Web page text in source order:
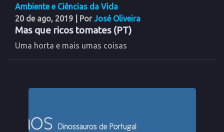
Ambiente e Ciências da Vida
20 de ago, 2019
| PorJosé Oliveira
Mas que ricos tomates (PT)
Uma horta e mais umas coisas